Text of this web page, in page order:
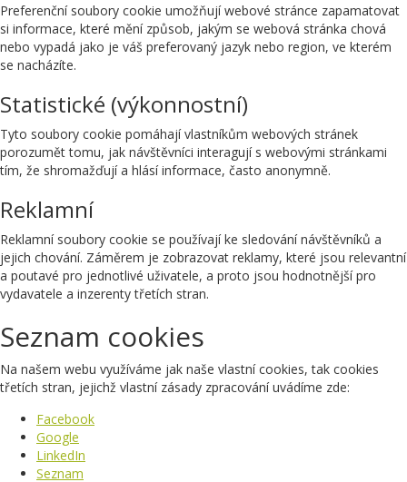
Preferenční soubory cookie umožňují webové stránce zapamatovat
si informace, které mění způsob, jakým se webová stránka chová
nebo vypadá jako je váš preferovaný jazyk nebo region, ve kterém
se nacházíte.
Statistické (výkonnostní)
Tyto soubory cookie pomáhají vlastníkům webových stránek
porozumět tomu, jak návštěvníci interagují s webovými stránkami
tím, že shromažďují a hlásí informace, často anonymně.
Reklamní
Reklamní soubory cookie se používají ke sledování návštěvníků a
jejich chování. Záměrem je zobrazovat reklamy, které jsou relevantní
a poutavé pro jednotlivé uživatele, a proto jsou hodnotnější pro
vydavatele a inzerenty třetích stran.
Seznam cookies
Na našem webu využíváme jak naše vlastní cookies, tak cookies
třetích stran, jejichž vlastní zásady zpracování uvádíme zde:
Facebook
Google
LinkedIn
Seznam